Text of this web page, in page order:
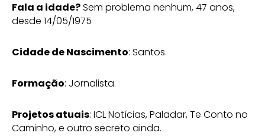
Fala a idade?Sem problema nenhum, 47 anos,
desde 14/05/1975
Cidade de Nascimento: Santos.
Formação: Jornalista.
Projetos atuais: ICL Notícias, Paladar, Te Conto no
Caminho, e outro secreto ainda.